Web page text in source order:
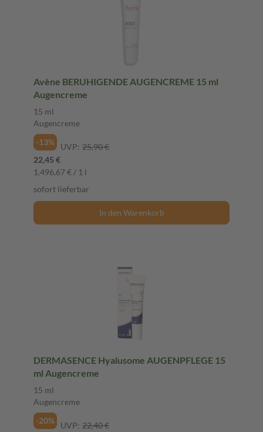
Avène BERUHIGENDE AUGENCREME 15 ml
Augencreme
15 ml
Augencreme
-13%
UVP: 25,90 €
22,45 €
1.496,67 € / 1 l
sofort lieferbar
In den Warenkorb
DERMASENCE Hyalusome AUGENPFLEGE 15
ml Augencreme
15 ml
Augencreme
-20%
UVP: 22,40 €